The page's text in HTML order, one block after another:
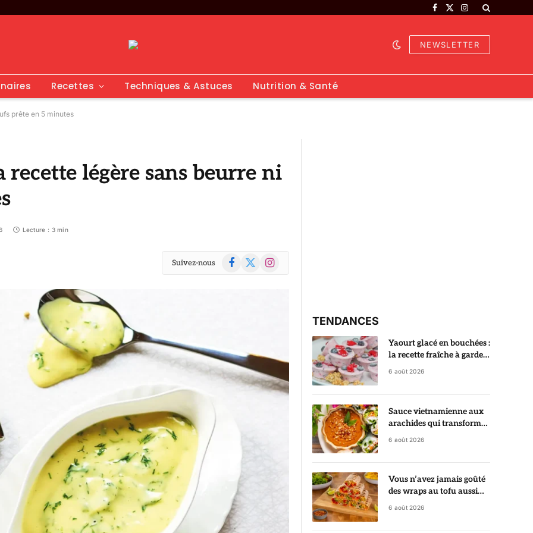
Facebook
X
Instagram
NEWSLETTER
Recettes Techniques & Astuces Nutrition & Santé
prête en 5 minutes
recette légère sans beurre ni
Lecture : 3 min
Suivez-nous Facebook
X
Instagram
TENDANCES
Yaourt glacé en bouchées :
la recette fraîche à garder
au congélateur
6 août 2026
Sauce vietnamienne aux
arachides qui transforme
des rouleaux de printemps
6 août 2026
Vous n’avez jamais goûté
des wraps au tofu aussi
croustillants et savoureux
6 août 2026